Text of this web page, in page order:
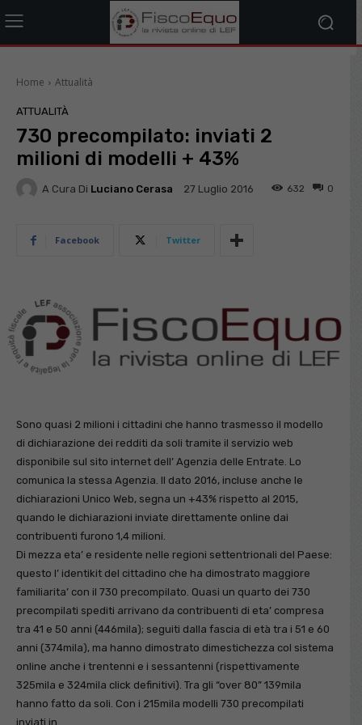
Home Attualità
ATTUALITÀ
730 precompilato: inviati 2
milioni di modelli + 43%
A Cura Di Luciano Cerasa 27 Luglio 2016 0
632
Facebook Twitter
Sono quasi 2 milioni i cittadini che hanno trasmesso il modello
di dichiarazione dei redditi da soli tramite il servizio web
disponibile sul sito internet dell’ Agenzia delle Entrate. Lo
comunica la stessa Agenzia. Il dato 2016, incluse anche le
dichiarazioni Unico Web, segna un +43% rispetto al 2015,
quando le dichiarazioni inviate direttamente online dai
contribuenti furono 1,4 milioni.
Di mezza eta’ e residente nelle regioni settentrionali del Paese:
questo l’ identikit del cittadino che ha dimostrato maggiore
familiarita’ con il 730 precompilato. Quasi un quarto dei 730
precompilati spediti arrivano da contribuenti di eta’ compresa
tra 41 e 50 anni (446mila); seguiti dalla fascia di età tra i 51 e 60
anni (374mila), ma hanno dimostrato dimestichezza col sistema
online anche i trentenni e i sessantenni (rispettivamente
325mila e 324mila click definitivi). Tra gli “over 80” 139mila
hanno fatto da soli. Con i 215mila modelli 730 precompilati
inviati in